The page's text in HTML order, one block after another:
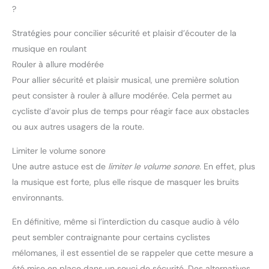
Comprend des coussinets supplémentaires interchangeables
pour que vous puissiez vous assurer que ce sont les écouteurs
les plus confortables dans votre boîte à outils
?
Stratégies pour concilier sécurité et plaisir d’écouter de la
musique en roulant
Rouler à allure modérée
Pour allier sécurité et plaisir musical, une première solution
peut consister à rouler à allure modérée. Cela permet au
cycliste d’avoir plus de temps pour réagir face aux obstacles
ou aux autres usagers de la route.
Limiter le volume sonore
Une autre astuce est de limiter le volume sonore. En effet, plus
la musique est forte, plus elle risque de masquer les bruits
environnants.
En définitive, même si l’interdiction du casque audio à vélo
peut sembler contraignante pour certains cyclistes
mélomanes, il est essentiel de se rappeler que cette mesure a